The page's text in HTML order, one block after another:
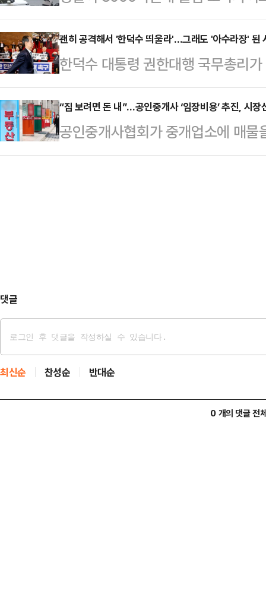
강에 진…
엄했어도 막았을 것"이라며 오히려
후보에게 역공을 가했다.김문수 후
구 동아미디어센터 채널A 오픈스
'일대일 맞수 토…
추격전 끝에 붙잡았다.25일 경찰에
23일 서울 관악구 신림역 일대에
했다.경찰은 A씨가 몰던 차량이 경
상하게 여겨 조회한 결과 수배 차량
A씨는 불응했고, 도주하는 그를
과 A씨는 2022년∼2024년 3년간
혐의로 경찰 수…
괜히 공격해서 '한덕수 띄울라'…그래도 '아수라장' 된
한덕수 대통령 권한대행 국무총리
연설을 하기 위해 국회 본청에 들어
보당·기본소득당·사회민주당) 의
국 관세 협상 중단하라" "국회는 당
행은 꼿꼿한 자세와 빠른 걸음으로
“집 보려면 돈 내”…공인중개사 ‘임장비용’ 추진, 시장
공인중개사협회가 중개업소에 매
받고 물건을 소개해 주는 ‘임장 기
댓글
최신순 찬성순 반대순
0 개의 댓글 전